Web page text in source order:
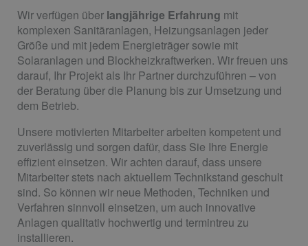
Wir verfügen über langjährige Erfahrung mit
komplexen Sanitäranlagen, Heizungsanlagen jeder
Größe und mit jedem Energieträger sowie mit
Solaranlagen und Blockheizkraftwerken. Wir freuen uns
darauf, Ihr Projekt als Ihr Partner durchzuführen – von
der Beratung über die Planung bis zur Umsetzung und
dem Betrieb.
Unsere motivierten Mitarbeiter arbeiten kompetent und
zuverlässig und sorgen dafür, dass Sie Ihre Energie
effizient einsetzen. Wir achten darauf, dass unsere
Mitarbeiter stets nach aktuellem Technikstand geschult
sind. So können wir neue Methoden, Techniken und
Verfahren sinnvoll einsetzen, um auch innovative
Anlagen qualitativ hochwertig und termintreu zu
installieren.